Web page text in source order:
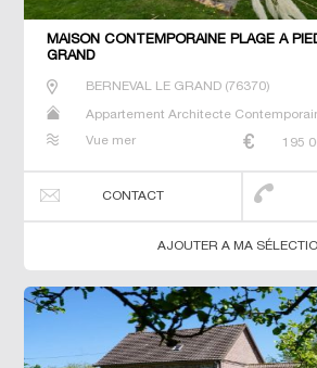
MAISON CONTEMPORAINE PLAGE À
GRAND
BERNEVAL LE GRAND(76370)
Appartement Architecte
Terrain Villa
Vue mer 195
CONTACT
AJOUTER A MA